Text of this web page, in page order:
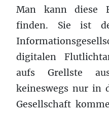
Man kann diese
finden. Sie ist
digitalen
aufs Grellste
keineswegs nur in
Gesellschaft